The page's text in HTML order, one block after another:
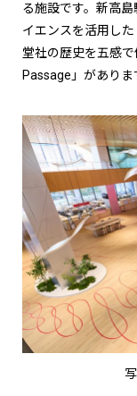
る施設です。新高
イエンスを活用し
堂社の歴史を五感
Passage」がありま